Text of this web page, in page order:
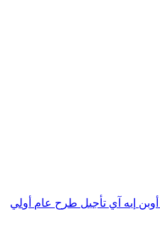
وبن يه ي تأجيل طر ح عام ولي